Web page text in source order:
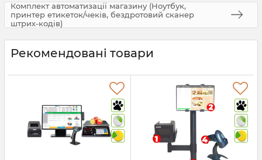
Комплект автоматизації магазину (Ноутбук,
принтер етикеток/чеків, бездротовий сканер
штрих-кодів)
Рекомендовані товари